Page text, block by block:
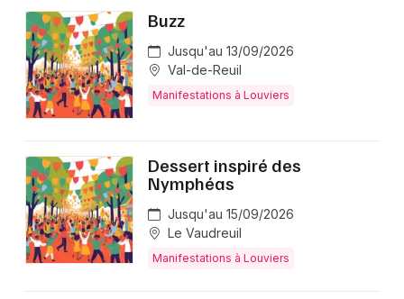
Manifestations
Foires & salons
Spectacles
Concerts
Sports
Soirées
Mulhouse
Montpellier
Nantes
Nice
Paris
Strasbourg
Toulouse
Buzz
Jusqu'au 13/09/2026
Val-de-Reuil
Manifestations à Louviers
Dessert inspiré des
Nymphéas
Jusqu'au 15/09/2026
Le Vaudreuil
Manifestations à Louviers